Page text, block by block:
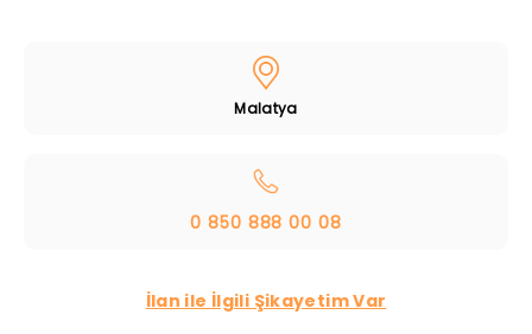
Malatya
0 850 888 00 08
İlan ile İlgili Şikayetim Var